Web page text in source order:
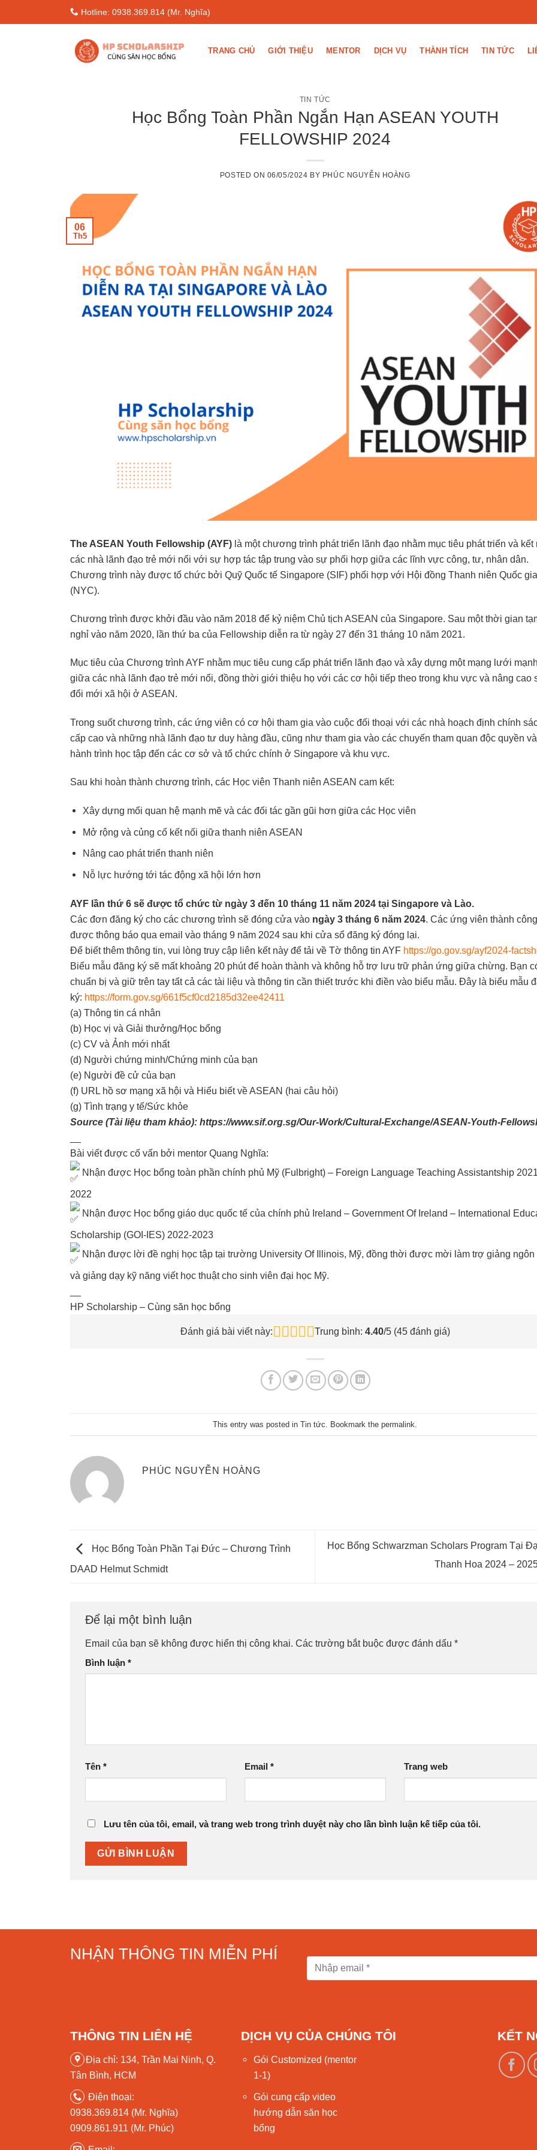
to
Hotline: 0938.369.814 (Mr. Nghĩa)
TRANG CHỦ GIỚI THIỆU MENTOR DỊCH VỤ THÀNH TÍCH TIN TỨC
TIN TỨC
Học Bổng Toàn Phần Ngắn Hạn ASEAN YOUTH
FELLOWSHIP 2024
POSTED ON 06/05/2024 BY PHÚC NGUYỄN HOÀNG
06
Th5
The ASEAN Youth Fellowship (AYF) là một chương trình phát triển lãnh đạo nhằm mục tiêu phát triển và kết
các nhà lãnh đạo trẻ mới nổi với sự hợp tác tập trung vào sự phối hợp giữa các lĩnh vực công, tư, nhân dân.
Chương trình này được tổ chức bởi Quỹ Quốc tế Singapore (SIF) phối hợp với Hội đồng Thanh niên Quốc gia
(NYC).
Chương trình được khởi đầu vào năm 2018 để kỷ niệm Chủ tịch ASEAN của Singapore. Sau một thời gian
nghỉ vào năm 2020, lần thứ ba của Fellowship diễn ra từ ngày 27 đến 31 tháng 10 năm 2021.
Mục tiêu của Chương trình AYF nhằm mục tiêu cung cấp phát triển lãnh đạo và xây dựng một mạng lưới
giữa các nhà lãnh đạo trẻ mới nổi, đồng thời giới thiệu họ với các cơ hội tiếp theo trong khu vực và nâng cao
đổi mới xã hội ở ASEAN.
Trong suốt chương trình, các ứng viên có cơ hội tham gia vào cuộc đối thoại với các nhà hoạch định chính
cấp cao và những nhà lãnh đạo tư duy hàng đầu, cũng như tham gia vào các chuyến tham quan độc quyền
hành trình học tập đến các cơ sở và tổ chức chính ở Singapore và khu vực.
Sau khi hoàn thành chương trình, các Học viên Thanh niên ASEAN cam kết:
Xây dựng mối quan hệ mạnh mẽ và các đối tác gần gũi hơn giữa các Học viên
Mở rộng và củng cố kết nối giữa thanh niên ASEAN
Nâng cao phát triển thanh niên
Nỗ lực hướng tới tác động xã hội lớn hơn
AYF lần thứ 6 sẽ được tổ chức từ ngày 3 đến 10 tháng 11 năm 2024 tại Singapore và Lào.
Các đơn đăng ký cho các chương trình sẽ đóng cửa vào ngày 3 tháng 6 năm 2024. Các ứng viên thành
được thông báo qua email vào tháng 9 năm 2024 sau khi cửa sổ đăng ký đóng lại.
Để biết thêm thông tin, vui lòng truy cập liên kết này để tải về Tờ thông tin AYF https://go.gov.sg/ayf2024-
Biểu mẫu đăng ký sẽ mất khoảng 20 phút để hoàn thành và không hỗ trợ lưu trữ phản ứng giữa chừng. Bạn
chuẩn bị và giữ trên tay tất cả các tài liệu và thông tin cần thiết trước khi điền vào biểu mẫu. Đây là biểu mẫu
ký: https://form.gov.sg/661f5cf0cd2185d32ee42411
(a) Thông tin cá nhân
(b) Học vị và Giải thưởng/Học bổng
(c) CV và Ảnh mới nhất
(d) Người chứng minh/Chứng minh của bạn
(e) Người đề cử của bạn
(f) URL hồ sơ mạng xã hội và Hiểu biết về ASEAN (hai câu hỏi)
(g) Tình trạng y tế/Sức khỏe
Source (Tài liệu tham khảo): https://www.sif.org.sg/Our-Work/Cultural-Exchange/ASEAN-Youth-
Bài viết được cố vấn bởi mentor Quang Nghĩa:
Nhận được Học bổng toàn phần chính phủ Mỹ (Fulbright) – Foreign Language Teaching Assistantship
2022
Nhận được Học bổng giáo dục quốc tế của chính phủ Ireland – Government Of Ireland – International
Scholarship (GOI-IES) 2022-2023
Nhận được lời đề nghị học tập tại trường University Of Illinois, Mỹ, đồng thời được mời làm trợ giảng
và giảng dạy kỹ năng viết học thuật cho sinh viên đại học Mỹ.
HP Scholarship – Cùng săn học bổng
Đánh giá bài viết này: Trung bình: 4.40/5 (45đánh giá)
This entry was posted inTin tức . Bookmark thepermalink
PHÚC NGUYỄN HOÀNG
Học Bổng Toàn Phần Tại Đức – Chương Trình
DAAD Helmut Schmidt
Học Bổng Schwarzman Scholars Program Tại
Thanh Hoa 2024 –
Để lại một bình luận
Email của bạn sẽ không được hiển thị công khai. Các trường bắt buộc được đánh dấu *
Bình luận *
Tên * Email * Trang web
Lưu tên của tôi, email, và trang web trong trình duyệt này cho lần bình luận kế tiếp của tôi.
NHẬN THÔNG TIN MIỄN PHÍ
THÔNG TIN LIÊN HỆ
Địa chỉ: 134, Trần Mai Ninh, Q.
Tân Bình, HCM
Điện thoại:
0938.369.814 (Mr. Nghĩa)
0909.861.911 (Mr. Phúc)
DỊCH VỤ CỦA CHÚNG TÔI
Gói Customized (mentor
1-1)
Gói cung cấp video
hướng dẫn săn học
bổng
KẾT